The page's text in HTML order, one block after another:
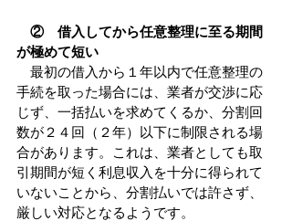
②　借入してから任意整理に至る期間
が極めて短い
最初の借入から１年以内で任意整理の
手続を取った場合には、業者が交渉に応
じず、一括払いを求めてくるか、分割回
数が２４回（２年）以下に制限される場
合があります。これは、業者としても取
引期間が短く利息収入を十分に得られて
いないことから、分割払いでは許さず、
厳しい対応となるようです。